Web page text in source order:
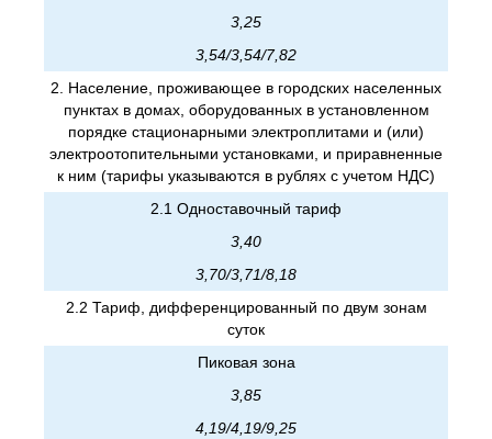
3,25
3,54/3,54/7,82
2. Население, проживающее в городских населенных
пунктах в домах, оборудованных в установленном
порядке стационарными электроплитами и (или)
электроотопительными установками, и приравненные
к ним (тарифы указываются в рублях с учетом НДС)
2.1 Одноставочный тариф
3,40
3,70/3,71/8,18
2.2 Тариф, дифференцированный по двум зонам
суток
Пиковая зона
3,85
4,19/4,19/9,25